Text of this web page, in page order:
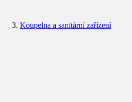
Koupelna a sanitární zařízení